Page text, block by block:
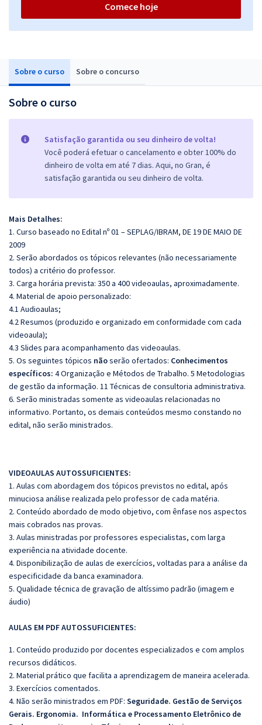
Sobre o curso Sobre o concurso
Sobre o curso
Satisfação garantida ou seu dinheiro de volta!
Você poderá efetuar o cancelamento e obter 100% do
dinheiro de volta em até 7 dias. Aqui, no Gran, é
satisfação garantida ou seu dinheiro de volta.
Mais Detalhes:
1. Curso baseado no Edital nº 01 – SEPLAG/IBRAM, DE 19 DE MAIO DE
2009
2. Serão abordados os tópicos relevantes (não necessariamente
todos) a critério do professor.
3. Carga horária prevista: 350 a 400 videoaulas, aproximadamente.
4. Material de apoio personalizado:
4.1 Audioaulas;
4.2 Resumos (produzido e organizado em conformidade com cada
videoaula);
4.3 Slides para acompanhamento das videoaulas.
5. Os seguintes tópicos nãoserão ofertados: Conhecimentos
específicos: 4 Organização e Métodos de Trabalho. 5 Metodologias
de gestão da informação. 11 Técnicas de consultoria administrativa.
6. Serão ministradas somente as videoaulas relacionadas no
informativo. Portanto, os demais conteúdos mesmo constando no
edital, não serão ministrados.
VIDEOAULAS AUTOSSUFICIENTES:
1. Aulas com abordagem dos tópicos previstos no edital, após
minuciosa análise realizada pelo professor de cada matéria.
2. Conteúdo abordado de modo objetivo, com ênfase nos aspectos
mais cobrados nas provas.
3. Aulas ministradas por professores especialistas, com larga
experiência na atividade docente.
4. Disponibilização de aulas de exercícios, voltadas para a análise da
especificidade da banca examinadora.
5. Qualidade técnica de gravação de altíssimo padrão (imagem e
áudio)
AULAS EM PDF AUTOSSUFICIENTES:
1. Conteúdo produzido por docentes especializados e com amplos
recursos didáticos.
2. Material prático que facilita a aprendizagem de maneira acelerada.
3. Exercícios comentados.
4. Não serão ministrados em PDF: Seguridade. Gestão de Serviços
Gerais. Ergonomia. Informática e Processamento Eletrônico de
Comece hoje